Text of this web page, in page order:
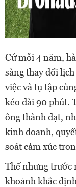
Cứ mỗi 4 năm,
sàng thay đổi
việc và tụ tập
kéo dài 90 phút.
ông thành đạt,
kinh doanh,
soát cảm xúc
Thế nhưng trước
khoảnh khắc